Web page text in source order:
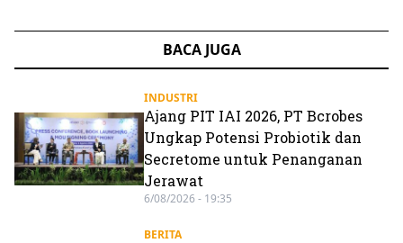
BACA JUGA
INDUSTRI
Ajang PIT IAI 2026, PT Bcrobes
Ungkap Potensi Probiotik dan
Secretome untuk Penanganan
Jerawat
6/08/2026 - 19:35
BERITA